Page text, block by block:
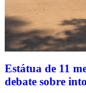
Estátua de 11
debate sobre